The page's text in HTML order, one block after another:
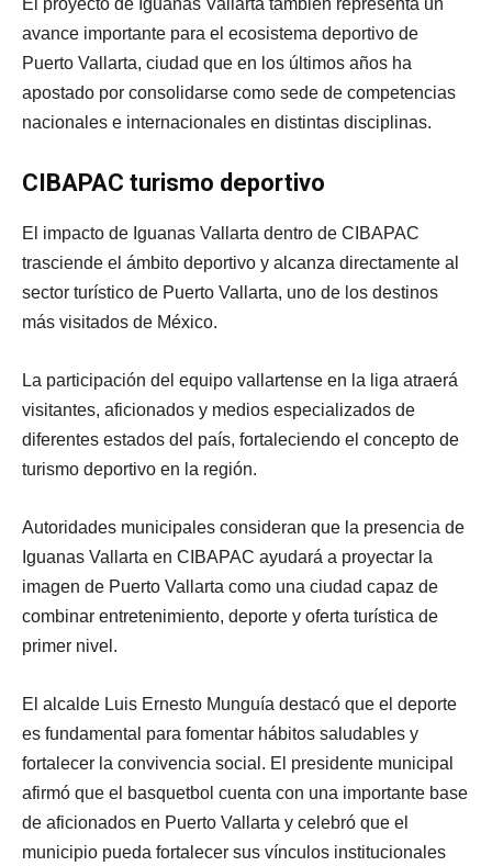
El proyecto de Iguanas Vallarta también representa un
avance importante para el ecosistema deportivo de
Puerto Vallarta, ciudad que en los últimos años ha
apostado por consolidarse como sede de competencias
nacionales e internacionales en distintas disciplinas.
CIBAPAC turismo deportivo
El impacto de Iguanas Vallarta dentro de CIBAPAC
trasciende el ámbito deportivo y alcanza directamente al
sector turístico de Puerto Vallarta, uno de los destinos
más visitados de México.
La participación del equipo vallartense en la liga atraerá
visitantes, aficionados y medios especializados de
diferentes estados del país, fortaleciendo el concepto de
turismo deportivo en la región.
Autoridades municipales consideran que la presencia de
Iguanas Vallarta en CIBAPAC ayudará a proyectar la
imagen de Puerto Vallarta como una ciudad capaz de
combinar entretenimiento, deporte y oferta turística de
primer nivel.
El alcalde Luis Ernesto Munguía destacó que el deporte
es fundamental para fomentar hábitos saludables y
fortalecer la convivencia social. El presidente municipal
afirmó que el basquetbol cuenta con una importante base
de aficionados en Puerto Vallarta y celebró que el
municipio pueda fortalecer sus vínculos institucionales